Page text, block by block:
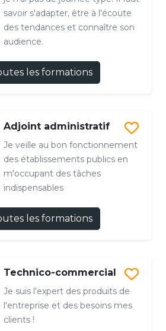
savoir s'adapter, être à l'écoute
des tendances et connaître son
audience.
les formations
Adjoint administratif
Je veille au bon fonctionnement
des établissements publics en
m'occupant des tâches
indispensables
les formations
Technico-commercial
Je suis l'expert des produits de
l'entreprise et des besoins mes
clients !